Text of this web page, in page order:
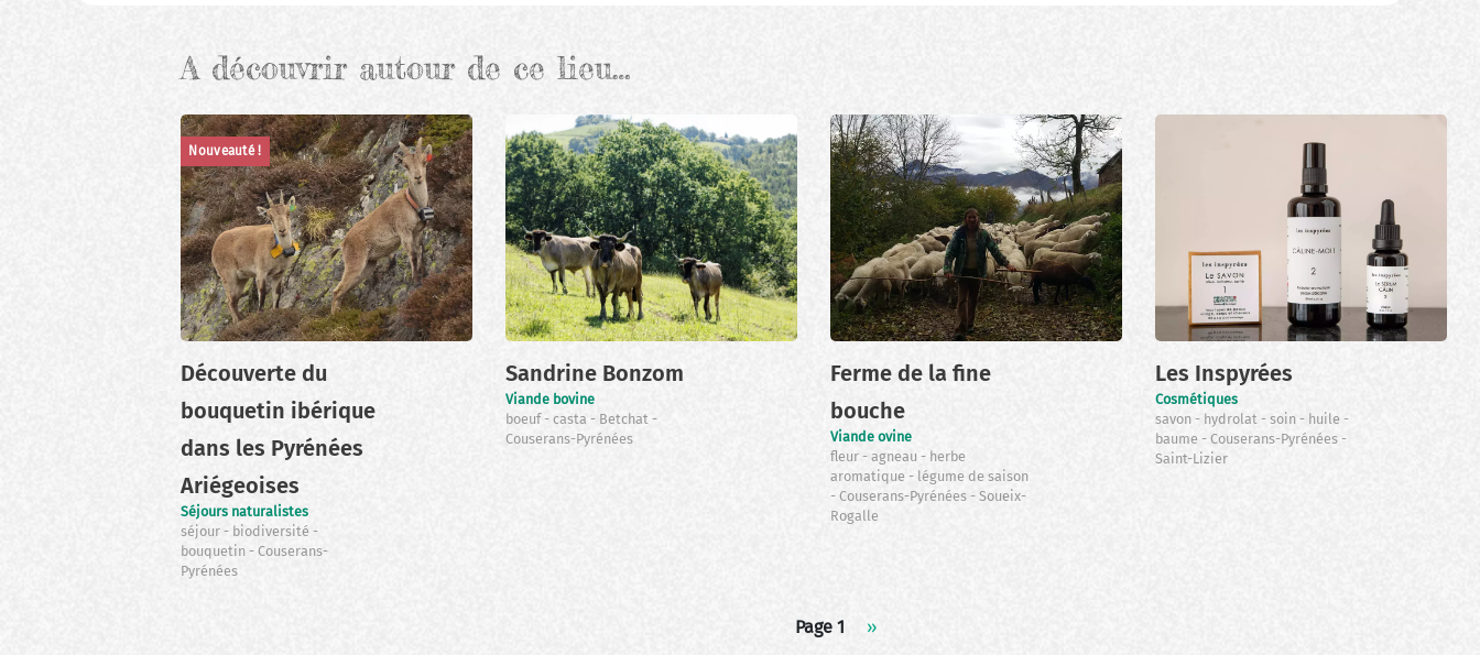
A découvrir autour de ce lieu…
Nouveauté !
Découverte du
bouquetin ibérique
dans les Pyrénées
Ariégeoises
Séjours naturalistes
séjour biodiversité
bouquetin Couserans-
Pyrénées
Sandrine Bonzom
Viande bovine
boeuf casta Betchat
Couserans-Pyrénées
Ferme de la fine
bouche
Viande ovine
fleur agneau herbe
aromatique légume de saison
Couserans-Pyrénées Soueix-
Rogalle
Les Inspyrées
Cosmétiques
savon hydrolat soin huile
baume
Couserans-Pyrénées
Saint-Lizier
Page 1
Page
››